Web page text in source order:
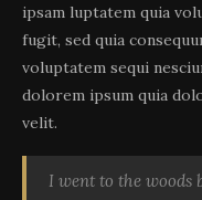
ipsam luptatem quia
fugit, sed quia
voluptatem sequi
dolorem ipsum quia
velit.
I went to the woods